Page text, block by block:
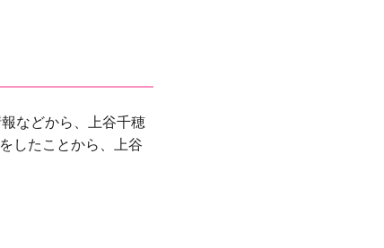
などから、上谷千穂
したことから、上谷